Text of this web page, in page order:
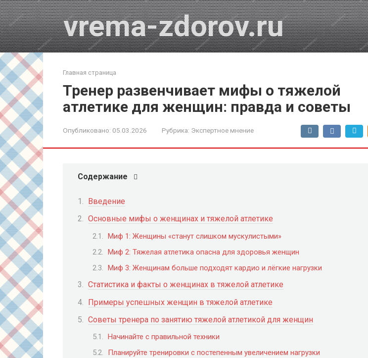
Перейти
к
контенту
vrema-zdorov.ru
Главная страница
Тренер развенчивает мифы о тяжелой
атлетике для женщин: правда и советы
Опубликовано: 05.03.2026 Рубрика: Экспертное мнение
Содержание
Введение
Основные мифы о женщинах и тяжелой атлетике
Миф 1: Женщины «станут слишком мускулистыми»
Миф 2: Тяжелая атлетика опасна для здоровья женщин
Миф 3: Женщинам больше подходят кардио и лёгкие нагрузки
Статистика и факты о женщинах в тяжелой атлетике
Примеры успешных женщин в тяжелой атлетике
Советы тренера по занятию тяжелой атлетикой для женщин
Начинайте с правильной техники
Планируйте тренировки с постепенным увеличением нагрузки